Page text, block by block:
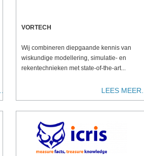
VORTECH
Wij combineren diepgaande kennis van
wiskundige modellering, simulatie- en
rekentechnieken met state-of-the-art...
LEES MEER...